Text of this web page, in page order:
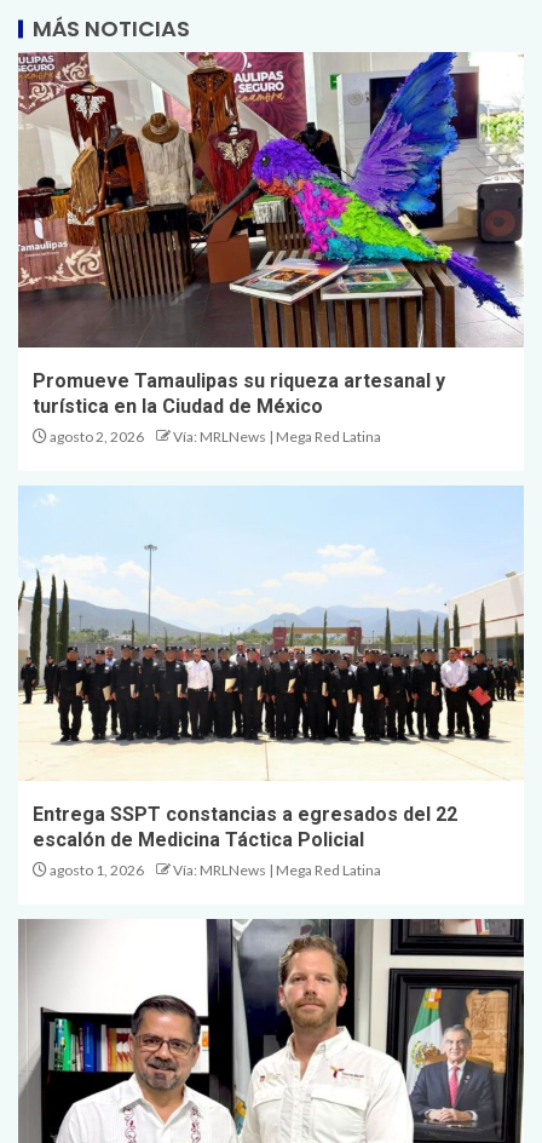
MÁS NOTICIAS
Promueve Tamaulipas su riqueza artesanal y
turística en la Ciudad de México
agosto 2, 2026 Vía: MRLNews | Mega Red Latina
Entrega SSPT constancias a egresados del 22
escalón de Medicina Táctica Policial
agosto 1, 2026 Vía: MRLNews | Mega Red Latina